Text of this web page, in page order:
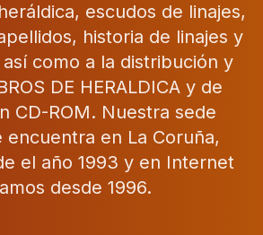
escudos de linajes,
historia de linajes y
como a la distribución y
DE HERALDICA y de
CD-ROM. Nuestra sede
encuentra en La Coruña,
el año 1993 y en Internet
desde 1996.